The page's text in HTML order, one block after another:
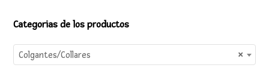
Categorias de los productos
×
Colgantes/Collares